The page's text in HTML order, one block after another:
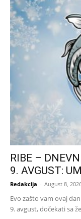
RIBE –
9. AVGUST:
Redakcija - August 8,
Evo zašto vam ovaj
9. avgust, dočekati sa